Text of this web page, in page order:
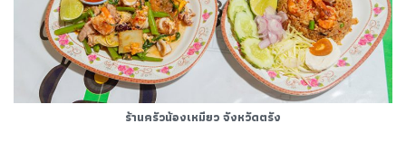
ร้านครัวน้องเหมียว จังหวัดตรัง